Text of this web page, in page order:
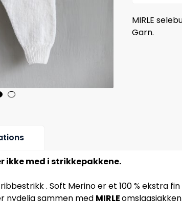
MIRLE
Garn.
ikke med i strikkepakkene.
. Soft Merino er et 100 % ekstra
nydelig sammen med MIRLE